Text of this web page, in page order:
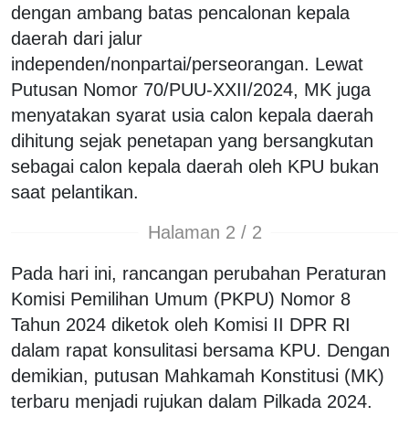
dengan ambang batas pencalonan kepala
daerah dari jalur
independen/nonpartai/perseorangan. Lewat
Putusan Nomor 70/PUU-XXII/2024, MK juga
menyatakan syarat usia calon kepala daerah
dihitung sejak penetapan yang bersangkutan
sebagai calon kepala daerah oleh KPU bukan
saat pelantikan.
Halaman 2 / 2
Pada hari ini, rancangan perubahan Peraturan
Komisi Pemilihan Umum (PKPU) Nomor 8
Tahun 2024 diketok oleh Komisi II DPR RI
dalam rapat konsulitasi bersama KPU. Dengan
demikian, putusan Mahkamah Konstitusi (MK)
terbaru menjadi rujukan dalam Pilkada 2024.